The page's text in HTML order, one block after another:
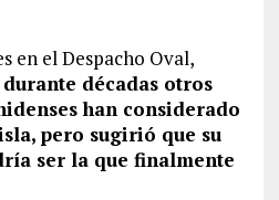
en el Despacho Oval,
décadas otros
han considerado
pero sugirió que su
ser la que finalmente